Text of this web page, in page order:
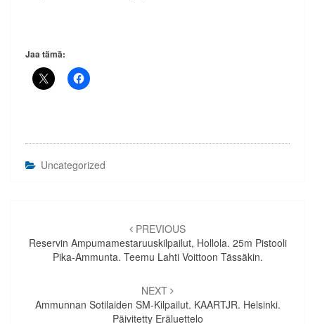
Jaa tämä:
Uncategorized
selaus
PREVIOUS
Reservin Ampumamestaruuskilpailut, Hollola. 25m Pistooli
Pika-Ammunta. Teemu Lahti Voittoon Tässäkin.
NEXT
Ammunnan Sotilaiden SM-Kilpailut. KAARTJR. Helsinki.
Päivitetty Eräluettelo